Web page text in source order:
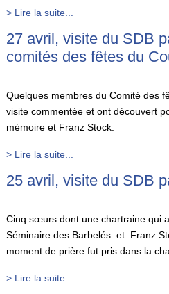
> Lire la suite...
27 avril, visite du SDB
comités des fêtes du
Quelques membres du Comité des
visite commentée et ont découvert
mémoire et Franz Stock.
> Lire la suite...
25 avril, visite du SDB
Cinq sœurs dont une chartraine qui
Séminaire des Barbelés et Franz
moment de prière fut pris dans la
> Lire la suite...